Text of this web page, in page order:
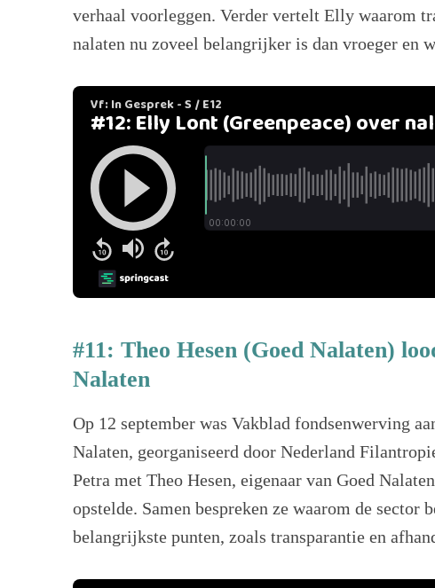
verhaal voorleggen. Verder vertelt Elly waarom
nalaten nu zoveel belangrijker is dan vroeger en
#11: Theo Hesen (Goed Nalaten)
Nalaten
Op 12 september was Vakblad fondsenwerving
Nalaten, georganiseerd door Nederland
Petra met Theo Hesen, eigenaar van Goed
opstelde. Samen bespreken ze waarom de sector
belangrijkste punten, zoals transparantie en